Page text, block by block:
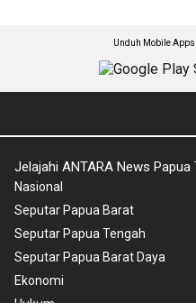
Unduh Mobile
Jelajahi ANTARA News Papua
Nasional
Seputar Papua Barat
Seputar Papua Tengah
Seputar Papua Barat Daya
Ekonomi